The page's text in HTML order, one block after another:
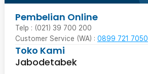
Pembelian Online
Telp : (021) 39 700 200
Customer Service (WA) : 0899 721 7050
Toko Kami
Jabodetabek